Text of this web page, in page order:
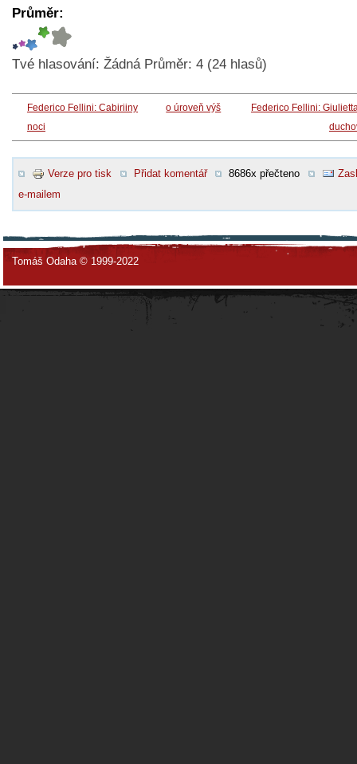
Průměr:
Tvé hlasování: Žádná Průměr: 4 (24 hlasů)
Federico Fellini: Cabiriiny
noci
o úroveň výš
Federico Fellini:
Verze pro tisk Přidat komentář 8686x přečteno
e-mailem
Tomáš Odaha © 1999-2022